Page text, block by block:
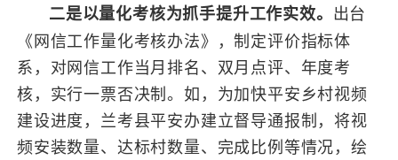
二是以量化考核为抓手提升工作实效。 出台
《网信工作量化考核办法》，制定评价指标体
系，对网信工作当月排名、双月点评、年度考
核，实行一票否决制。如，为加快平安乡村视频
建设进度，兰考县平安办建立督导通报制，将视
频安装数量、达标村数量、完成比例等情况，绘